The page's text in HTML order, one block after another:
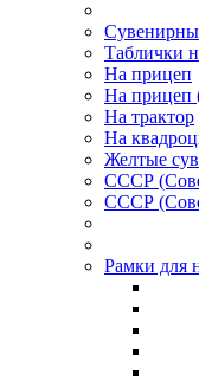
Таблички
На прицеп
На прицеп
На трактор
На
Желтые
СССР
СССР
Рамки для